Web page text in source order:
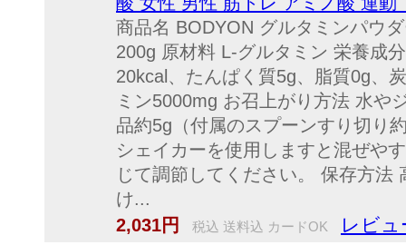
商品名 BODYON グルタミンパウ
200g 原材料 L-グルタミン 栄養成
20kcal、たんぱく質5g、脂質0g、
ミン5000mg お召上がり方法 水や
品約5g（付属のスプーンすり切り
シェイカーを使用しますと混ぜや
じて調節してください。 保存方法
け...
2,031円
税込 送料込 カードOK レビュ